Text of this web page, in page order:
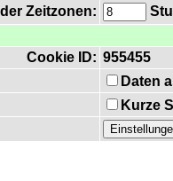
Zeitzonen:
Cookie ID: 955455
Daten
Kurze